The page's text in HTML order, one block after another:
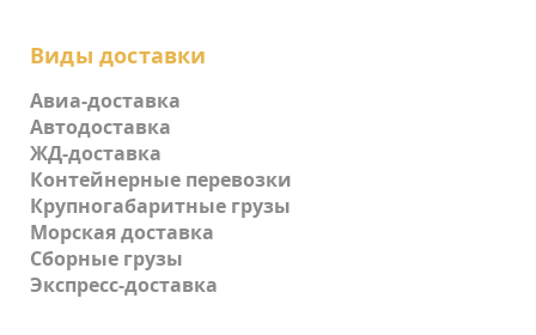
Виды доставки
Авиа-доставка
Автодоставка
ЖД-доставка
Контейнерные перевозки
Крупногабаритные грузы
Морская доставка
Сборные грузы
Экспресс-доставка